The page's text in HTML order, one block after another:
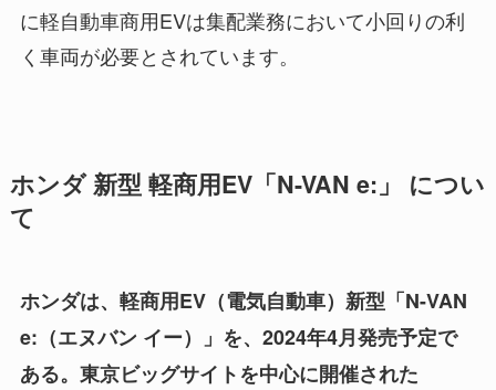
に軽自動車商用EVは集配業務において小回りの利
く車両が必要とされています。
ホンダ 新型 軽商用EV「N-VAN e:」 につい
て
ホンダは、 軽商用EV（電気自動車） 新型「N-VAN
e:（エヌバン イー）」を、2024年4月発売予定で
ある。東京ビッグサイトを中心に開催された